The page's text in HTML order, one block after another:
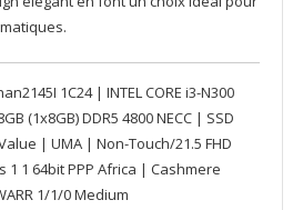
1C24 | INTEL CORE i3-N300
(1x8GB) DDR5 4800 NECC | SSD
| UMA | Non-Touch/21.5 FHD
1 1 64bit PPP Africa | Cashmere
1/1/0 Medium